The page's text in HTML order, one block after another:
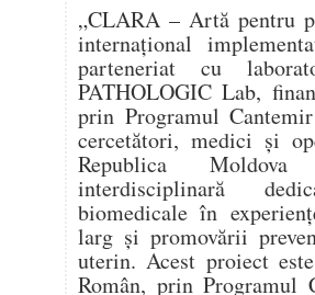
„CLARA – Artă pentru
internațional
parteneriat cu
PATHOLOGIC Lab,
prin Programul
cercetători, medici și
Republica
interdisciplinară
biomedicale în
larg și promovării
uterin. Acest proiect
Român, prin Programul